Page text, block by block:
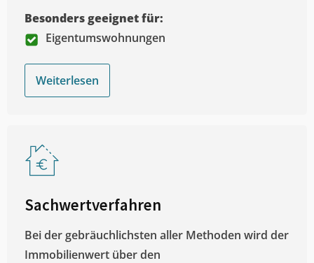
Besonders geeignet für:
Eigentumswohnungen
Weiterlesen
Sachwertverfahren
Bei der gebräuchlichsten aller Methoden wird der
Immobilienwert über den